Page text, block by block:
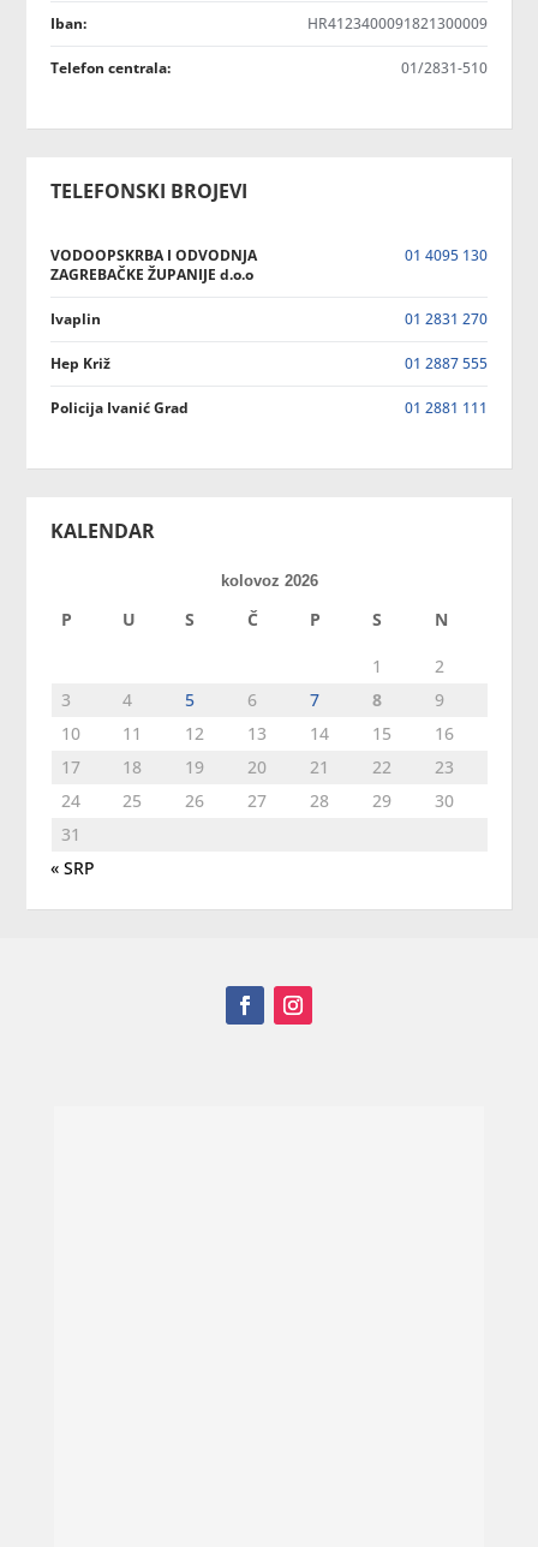
Iban: HR4123400091821300009
Telefon centrala: 01/2831-510
TELEFONSKI BROJEVI
VODOOPSKRBA I ODVODNJA
ZAGREBAČKE ŽUPANIJE d.o.o
01 4095 130
Ivaplin 01 2831 270
Hep Križ 01 2887 555
Policija Ivanić Grad 01 2881 111
KALENDAR
kolovoz 2026
P U S Č P S N
1
2
3
4 5 6 7 8
9
10
11 12 13 14 15
16
17
18 19 20 21 22
23
24
25 26 27 28 29
30
31
« SRP